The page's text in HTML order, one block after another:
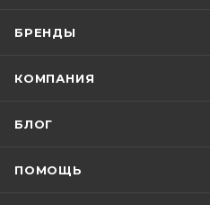
БРЕНДЫ
КОМПАНИЯ
БЛОГ
ПОМОЩЬ